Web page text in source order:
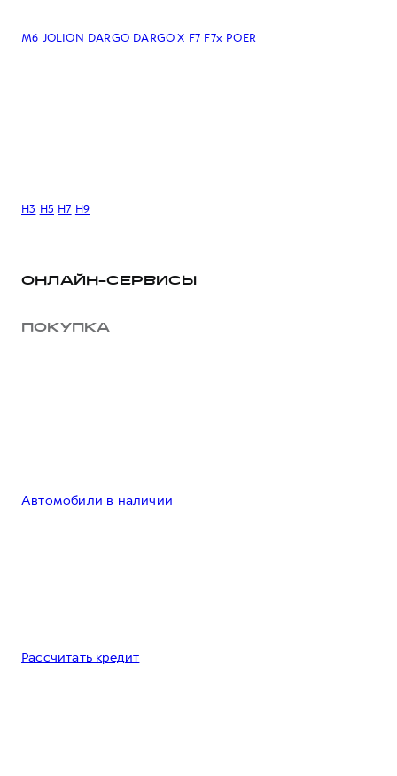
M6 JOLION DARGO DARGO Х F7 F7x POER
H3 H5 H7 H9
ОНЛАЙН-СЕРВИСЫ
ПОКУПКА
Автомобили в наличии
Рассчитать кредит